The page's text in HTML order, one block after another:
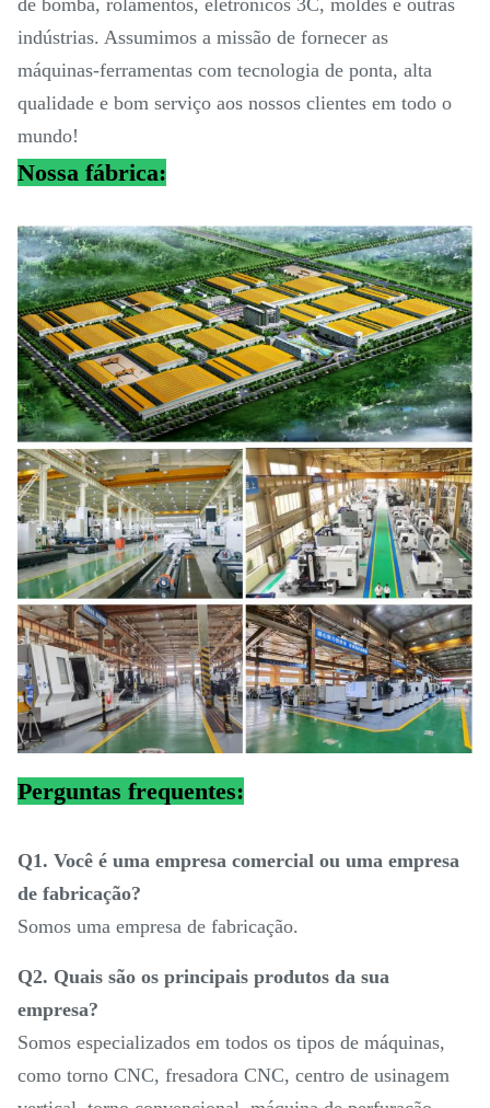
de bomba, rolamentos, eletrônicos 3C, moldes e outras
indústrias. Assumimos a missão de fornecer as
máquinas-ferramentas com tecnologia de ponta, alta
qualidade e bom serviço aos nossos clientes em todo o
mundo!
Nossa fábrica:
Perguntas frequentes:
Q1. Você é uma empresa comercial ou uma empresa
de fabricação?
Somos uma empresa de fabricação.
Q2. Quais são os principais produtos da sua
empresa?
Somos especializados em todos os tipos de máquinas,
como torno CNC, fresadora CNC, centro de usinagem